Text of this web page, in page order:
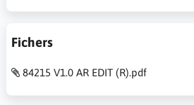
Fichers
84215 V1.0 AR EDIT (R).pdf